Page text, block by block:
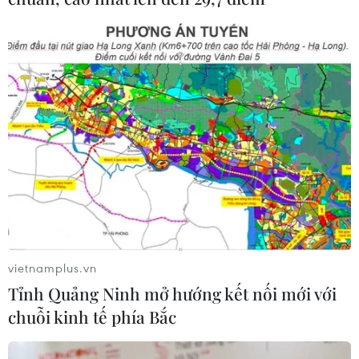
10 sự kiện nổi bật của kinh
tế thế giới năm 2020
25/12/2020 03:43
Trân trọng giới thiệu 10 sự kiện nổi bật của kinh tế thế
giới trong năm 2020, do Ban biên tập Tin kinh tế -
Thông tấn xã Việt Nam bình chọn.
vietnamplus.vn
Tỉnh Quảng Ninh mở hướng kết nối mới với
chuỗi kinh tế phía Bắc